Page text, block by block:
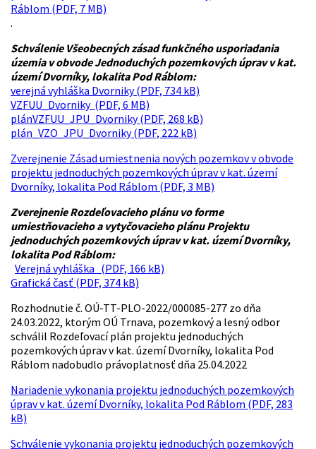
Ráblom (PDF, 7 MB)
.
Schválenie Všeobecných zásad funkčného usporiadania
územia v obvode Jednoduchých pozemkových úprav v kat.
území Dvorníky, lokalita Pod Ráblom:
verejná vyhláška Dvorniky (PDF, 734 kB)
VZFUU_Dvorniky (PDF, 6 MB)
plánVZFUU_JPU_Dvorniky (PDF, 268 kB)
plán_VZO_JPU_Dvorniky (PDF, 222 kB)
Zverejnenie Zásad umiestnenia nových pozemkov v obvode
projektu jednoduchých pozemkových úprav v kat. území
Dvorníky, lokalita Pod Ráblom (PDF, 3 MB)
Zverejnenie Rozdeľovacieho plánu vo forme
umiestňovacieho a vytyčovacieho plánu Projektu
jednoduchých pozemkových úprav v kat. území Dvorníky,
lokalita Pod Ráblom:
Verejná vyhláška (PDF, 166 kB)
Grafická časť (PDF, 374 kB)
Rozhodnutie č. OÚ-TT-PLO-2022/000085-277 zo dňa
24.03.2022, ktorým OÚ Trnava, pozemkový a lesný odbor
schválil Rozdeľovací plán projektu jednoduchých
pozemkových úprav v kat. území Dvorníky, lokalita Pod
Ráblom nadobudlo právoplatnosť dňa 25.04.2022
Nariadenie vykonania projektu jednoduchých pozemkových
úprav v kat. území Dvorníky, lokalita Pod Ráblom (PDF, 283
kB)
Schválenie vykonania projektu jednoduchých pozemkových